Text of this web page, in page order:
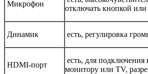
Микрофон
отключать кнопкой
Динамик есть, регулировка
HDMI-порт
есть, для
монитору или TV,